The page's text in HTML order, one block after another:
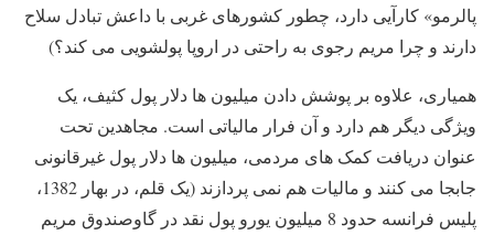
پالرمو» کارآیی دارد، چطور کشورهای غربی با داعش تبادل سلاح
دارند و چرا مریم رجوی به راحتی در اروپا پولشویی می کند؟)
همیاری، علاوه بر پوشش دادن میلیون ها دلار پول کثیف، یک
ویژگی دیگر هم دارد و آن فرار مالیاتی است. مجاهدین تحت
عنوان دریافت کمک های مردمی، میلیون ها دلار پول غیرقانونی
جابجا می کنند و مالیات هم نمی پردازند (یک قلم، در بهار 1382،
پلیس فرانسه حدود 8 میلیون یورو پول نقد در گاوصندوق مریم